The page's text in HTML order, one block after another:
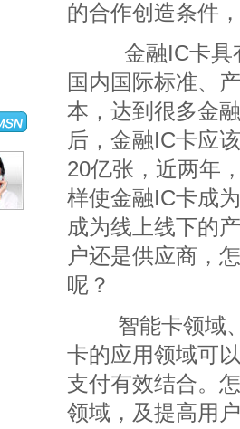
的合作创造条件
金融IC卡具有
国内国际标准、
本，达到很多金
后，金融IC卡应
20亿张，近两年
样使金融IC卡成
成为线上线下的
户还是供应商，
呢？
智能卡领域、
卡的应用领域可
支付有效结合。
领域，及提高用